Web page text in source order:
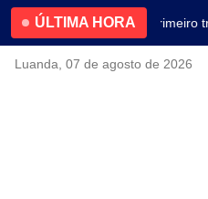
ÚLTIMA HORA4.2% no primeiro
Luanda, 07 de agosto de 2026